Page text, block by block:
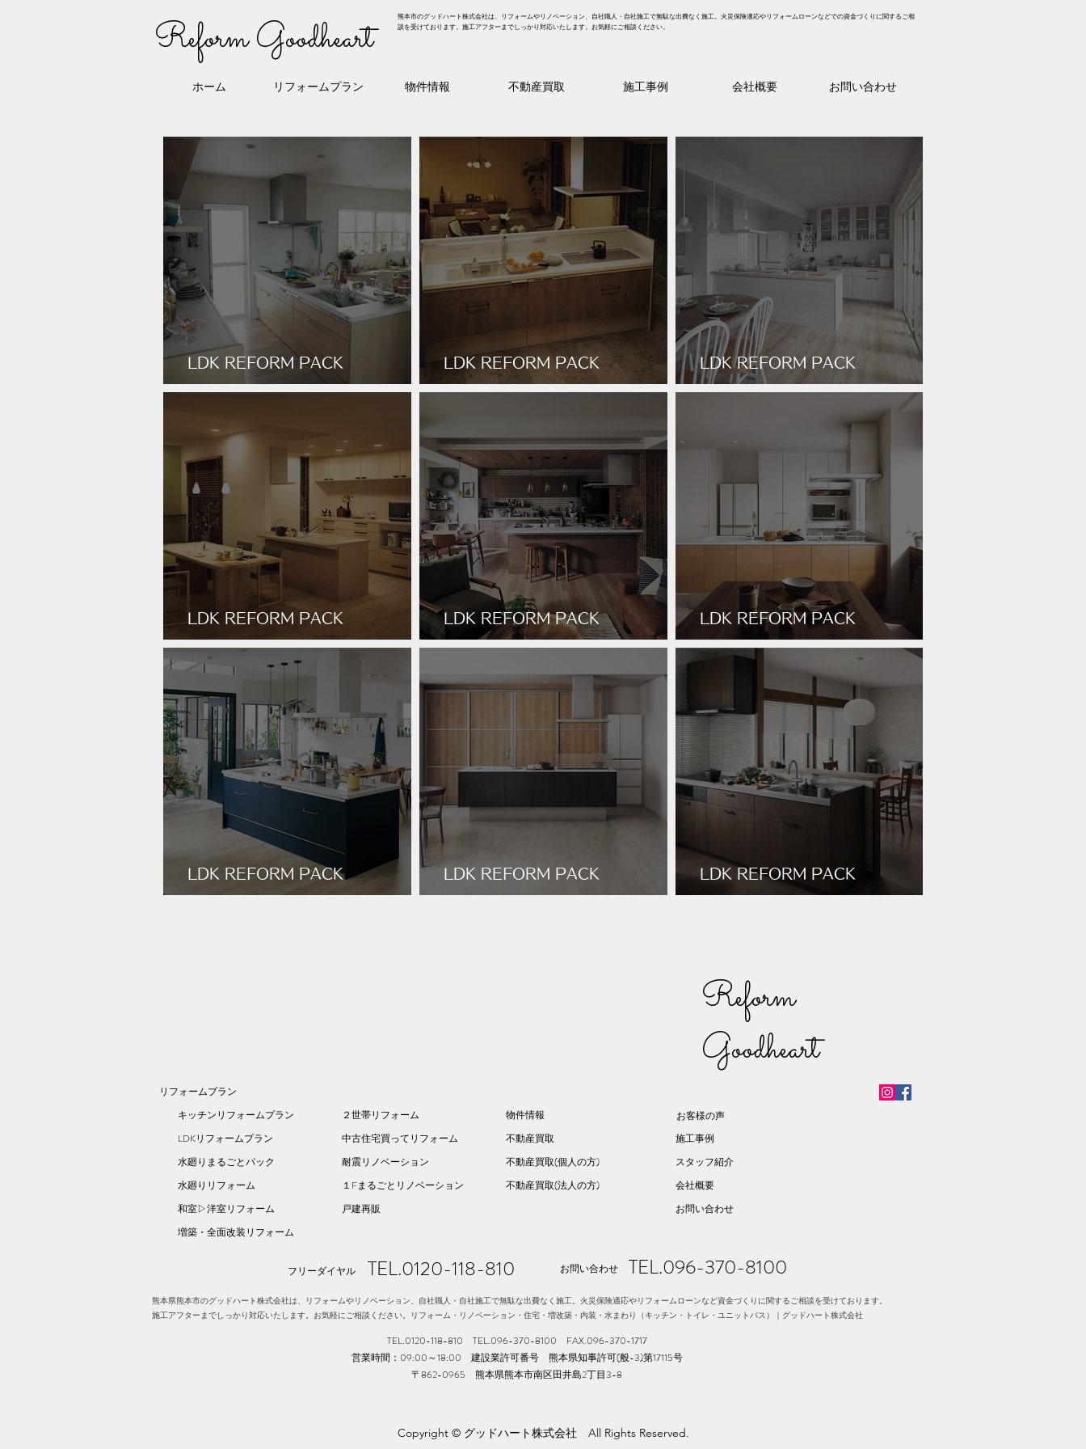
Reform Goodheart
熊本市のグッドハート株式会社は、リフォームやリノベーション、自社職人・自社施工で無駄な出費なく施工。火災保険適応やリフォームローンなどでの資金づくりに関するご相
談を受けております。施工アフターまでしっかり対応いたします。お気軽にご相談ください。
ホーム リフォームプラン 物件情報 不動産買取 施工事例 会社概要 お問い合わせ
LDK REFORM PACK
NATURAL_STYLE
LDK REFORM PACK
MODERN_CLASSIC
LDK REFORM PACK
FRENCH_CHIC
LDK REFORM PACK
JAPANESE_MODERN
LDK REFORM PACK
VINTAGE_STYLE
LDK REFORM PACK
VILLA_RESORT
LDK REFORM PACK
LDK REFORM PACK
LDK REFORM PACK
Reform
Goodheart
リフォームプラン
キッチンリフォームプラン
２世帯リフォーム
物件情報
LDKリフォームプラン
中古住宅買ってリフォーム
不動産買取
水廻りまるごとパック
耐震リノベーション
不動産買取(個人の方)
水廻りリフォーム
１Fまるごとリノベーション
不動産買取(法人の方)
和室▷洋室リフォーム
​戸建再販
施工事例
スタッフ紹介
会社概要
お問い合わせ
増築・全面改装リフォーム
お客様の声
フリーダイヤル TEL.0120-118-810 お問い合わせ TEL.096-370-8100
熊本県熊本市のグッドハート株式会社は、リフォームやリノベーション、自社職人・自社施工で無駄な出費なく施工。火災保険適応やリフォームローンなど資金づくりに関するご相談を受けております。
施工アフターまでしっかり対応いたします。お気軽にご相談ください。リフォーム・リノベーション・住宅・増改築・内装・水まわり（キッチン・トイレ・ユニットバス）｜グッドハート株式会社
TEL.0120-118-810 TEL.096-370-8100​ FAX.096-370-1717
営業時間：09:00～18:00 建設業許可番号 熊本県知事許可(般-3)第17115号
〒862-0965 熊本県熊本市南区田井島2丁目3-8
Copyright © グッドハート株式会社 All Rights Reserved.